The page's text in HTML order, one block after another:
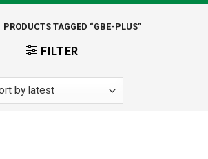
PRODUCTS TAGGED “GBE-PLUS”
FILTER